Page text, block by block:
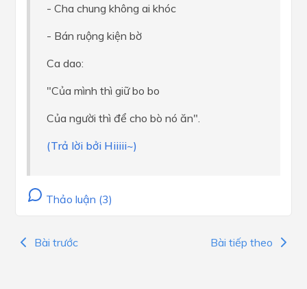
- Cha chung không ai khóc
- Bán ruộng kiện bờ
Ca dao:
"Của mình thì giữ bo bo
Của người thì để cho bò nó ăn".
(Trả lời bởi Hiiiii~)
Thảo luận (3)
Bài trước Bài tiếp theo